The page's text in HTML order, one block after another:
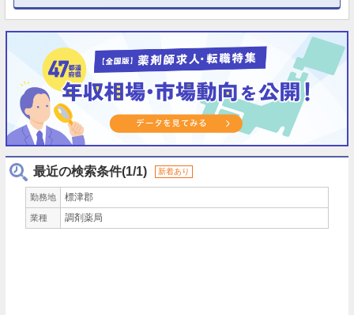
最近の検索条件(1/1) 新着あり
勤務地 標津郡
業種 調剤薬局